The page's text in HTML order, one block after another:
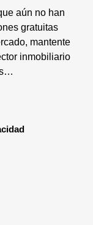
aún no han
gratuitas
mantente
inmobiliario